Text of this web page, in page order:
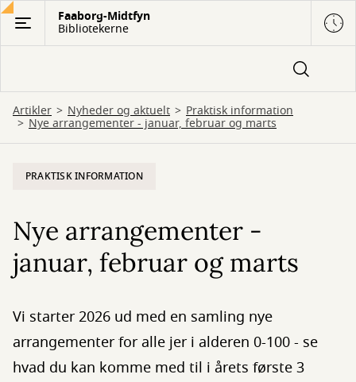
Gå
hovedindhold
Faaborg-Midtfyn
Bibliotekerne
Artikler Nyheder og aktuelt Praktisk information
Nye arrangementer - januar, februar og marts
PRAKTISK INFORMATION
Nye arrangementer -
januar, februar og marts
Vi starter 2026 ud med en samling nye
arrangementer for alle jer i alderen 0-100 - se
hvad du kan komme med til i årets første 3